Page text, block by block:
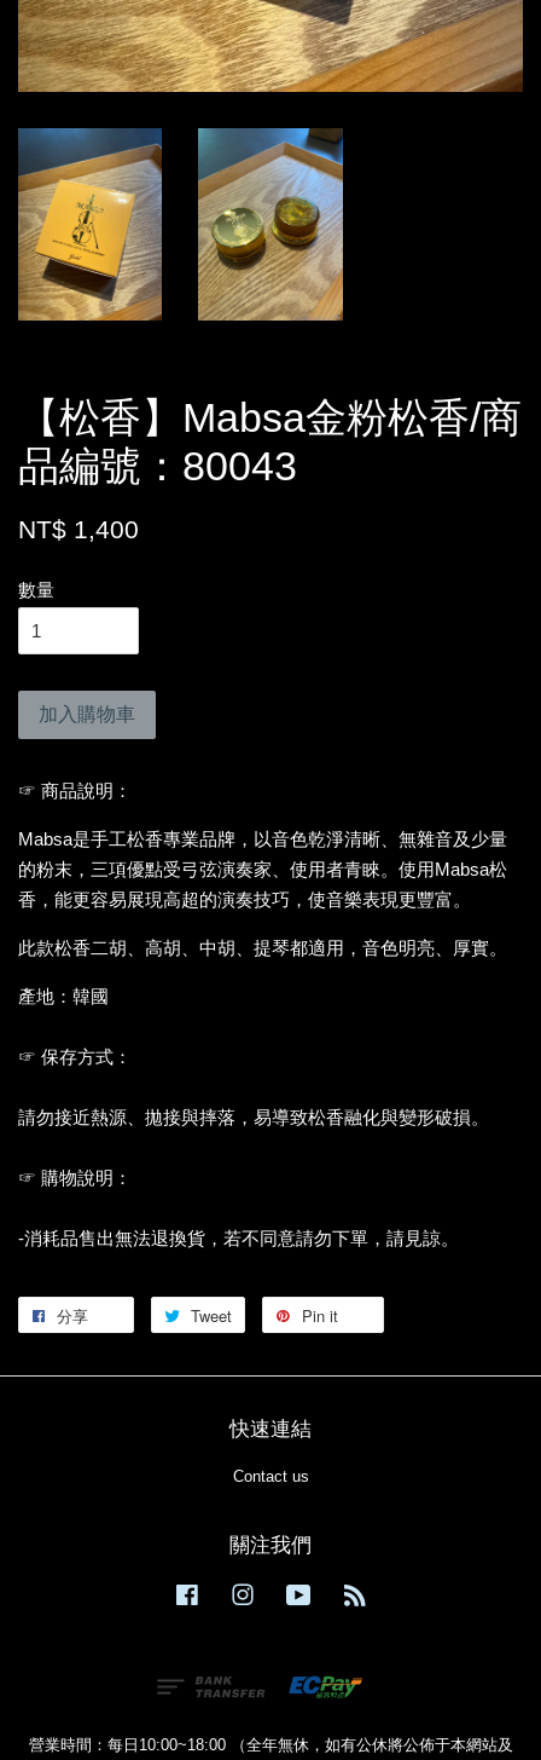
【松香】Mabsa金粉松香/商
品編號：80043
NT$ 1,400
數量
加入購物車
☞ 商品說明：
Mabsa是手工松香專業品牌，以音色乾淨清晰、無雜音及少量
的粉末，三項優點受弓弦演奏家、使用者青睞。使用Mabsa松
香，能更容易展現高超的演奏技巧，使音樂表現更豐富。
此款松香二胡、高胡、中胡、提琴都適用，音色明亮、厚實。
產地：韓國
☞ 保存方式：
請勿接近熱源、拋接與摔落，易導致松香融化與變形破損。
☞ 購物說明：
-消耗品售出無法退換貨，若不同意請勿下單，請見諒。
分享 Tweet Pin it
快速連結
Contact us
關注我們
Facebook Instagram YouTube
營業時間：每日10:00~18:00 （全年無休，如有公休將公佈于本網站及